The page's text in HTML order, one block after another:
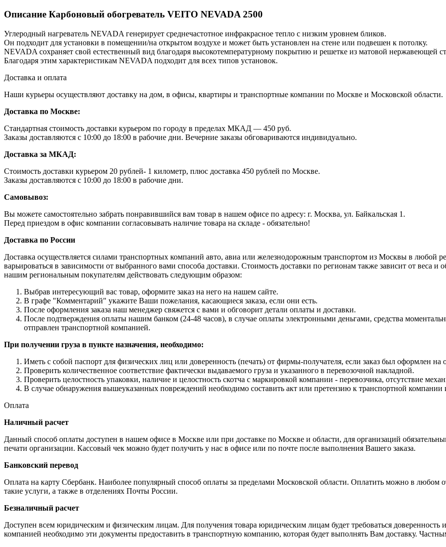
Описание Карбоновый обогреватель VEITO NEVADA 2500
Углеродный нагреватель NEVADA генерирует среднечастотное инфракрасное тепло с низким уровнем бликов.
Он подходит для установки в помещении/на открытом воздухе и может быть установлен на стене или подвешен к потолку.
NEVADA сохраняет свой естественный вид благодаря высокотемпературному покрытию и решетке из матовой нержавеющей
Благодаря этим характеристикам NEVADA подходит для всех типов установок.
Доставка и оплата
Наши курьеры осуществляют доставку на дом, в офисы, квартиры и транспортные компании по Москве и Московской области.
Доставка по Москве:
Стандартная стоимость доставки курьером по городу в пределах МКАД — 450 руб.
Заказы доставляются с 10:00 до 18:00 в рабочие дни. Вечерние заказы обговариваются индивидуально.
Доставка за МКАД:
Стоимость доставки курьером 20 рублей- 1 километр, плюс доставка 450 рублей по Москве.
Заказы доставляются с 10:00 до 18:00 в рабочие дни.
Самовывоз:
Вы можете самостоятельно забрать понравившийся вам товар в нашем офисе по адресу: г. Москва, ул. Байкальская 1.
Перед приездом в офис компании согласовывать наличие товара на складе - обязательно!
Доставка по России
Доставка осуществляется силами транспортных компаний авто, авиа или железнодорожным транспортом из Москвы в любой
варьироваться в зависимости от выбранного вами способа доставки. Стоимость доставки по регионам также зависит от веса
нашим региональным покупателям действовать следующим образом:
Выбрав интересующий вас товар, оформите заказ на него на нашем сайте.
В графе "Комментарий" укажите Ваши пожелания, касающиеся заказа, если они есть.
После оформления заказа наш менеджер свяжется с вами и обговорит детали оплаты и доставки.
После подтверждения оплаты нашим банком (24-48 часов), в случае оплаты электронными деньгами, средства
отправлен транспортной компанией.
При получении груза в пункте назначения, необходимо:
Иметь с собой паспорт для физических лиц или доверенность (печать) от фирмы-получателя, если заказ был оформлен
Проверить количественное соответствие фактически выдаваемого груза и указанного в перевозочной накладной.
Проверить целостность упаковки, наличие и целостность скотча с маркировкой компании - перевозчика, отсутствие
В случае обнаружения вышеуказанных повреждений необходимо составить акт или претензию к транспортной компании
Оплата
Наличный расчет
Данный способ оплаты доступен в нашем офисе в Москве или при доставке по Москве и области, для организаций
печати организации. Кассовый чек можно будет получить у нас в офисе или по почте после выполнения Вашего заказа.
Банковский перевод
Оплата на карту Сбербанк. Наиболее популярный способ оплаты за пределами Московской области. Оплатить можно в
такие услуги, а также в отделениях Почты России.
Безналичный расчет
Доступен всем юридическим и физическим лицам. Для получения товара юридическим лицам будет требоваться доверенность
компанией необходимо эти документы предоставить в транспортную компанию, которая будет выполнять Вам доставку.